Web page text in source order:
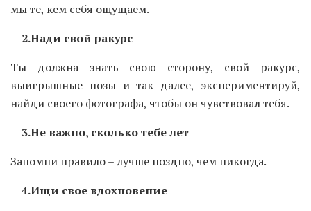
мы те, кем себя ощущаем.
2.Нади свой ракурс
Ты должна знать свою сторону, свой ракурс,
выигрышные позы и так далее, экспериментируй,
найди своего фотографа, чтобы он чувствовал тебя.
3.Не важно, сколько тебе лет
Запомни правило – лучше поздно, чем никогда.
4.Ищи свое вдохновение